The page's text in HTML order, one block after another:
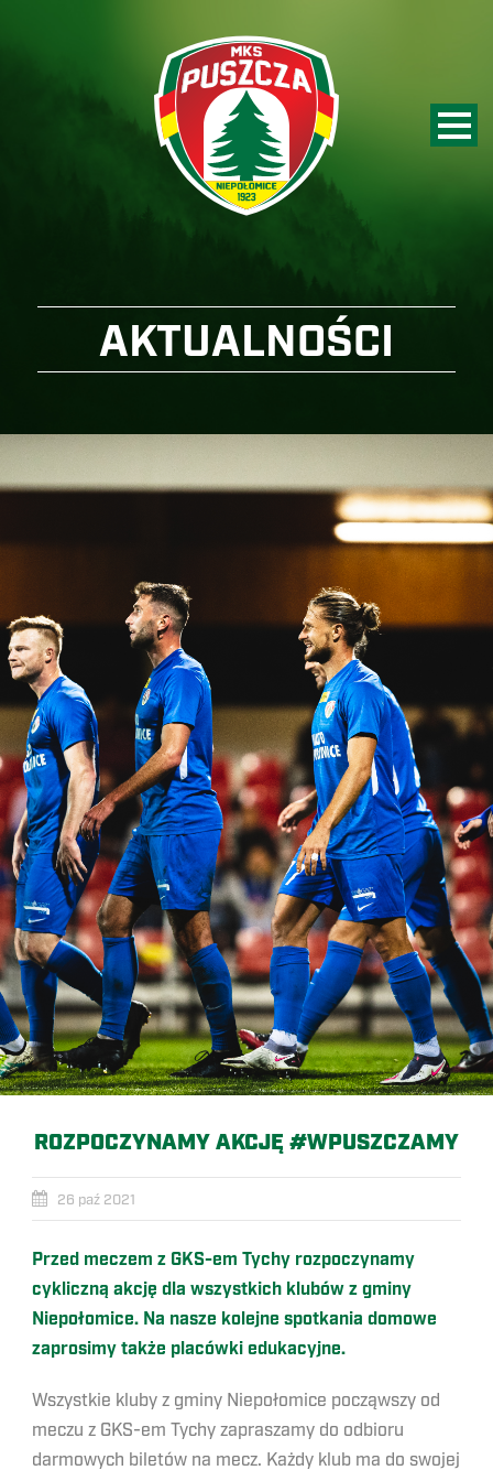
AKTUALNOŚCI
ROZPOCZYNAMY AKCJĘ #WPUSZCZAMY
26 paź 2021
Przed meczem z GKS-em Tychy rozpoczynamy
cykliczną akcję dla wszystkich klubów z gminy
Niepołomice. Na nasze kolejne spotkania domowe
zaprosimy także placówki edukacyjne.
Wszystkie kluby z gminy Niepołomice począwszy od
meczu z GKS-em Tychy zapraszamy do odbioru
darmowych biletów na mecz. Każdy klub ma do swojej